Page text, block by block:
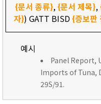
{문서 종류},{문서 제목},
자}) GATT BISD{증보판
예시
Panel Report,
Imports of Tuna,
29S/91.